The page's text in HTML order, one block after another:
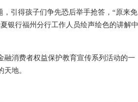
引得孩子们争先恐后举手抢答，“原来免
银行福州分行工作人员绘声绘色的讲解中
融消费者权益保护教育宣传系列活动的一
地。